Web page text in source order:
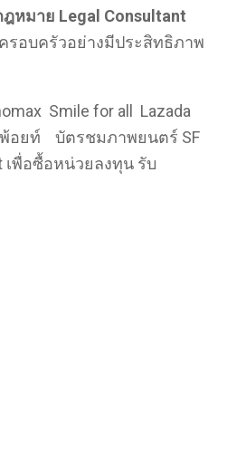
ฎหมาย Legal Consultant
รอบครัวอย่างมีประสิทธิภาพ
Smile for all Lazada
พ้อยท์ บัตรชมภาพยนตร์ SF
พื่อซื้อหน่วยลงทุน รับ